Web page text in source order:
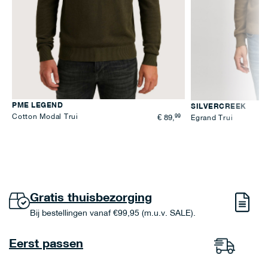
PME LEGEND
Cotton Modal Trui
€ 89,99
SILVERCREEK
Egrand Trui
Gratis thuisbezorging
Bij bestellingen vanaf €99,95 (m.u.v. SALE).
Eerst passen